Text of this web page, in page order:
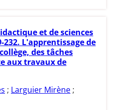
et de sciences
232. L'apprentissage de
des tâches
aux travaux de
; Larguier Mirène ;